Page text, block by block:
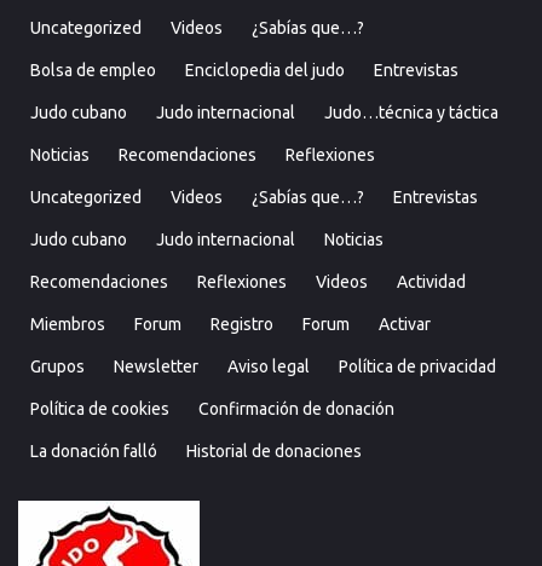
Uncategorized Videos ¿Sabías que…?
Bolsa de empleo Enciclopedia del judo Entrevistas
Judo cubano Judo internacional Judo…técnica y táctica
Noticias Recomendaciones Reflexiones
Uncategorized Videos ¿Sabías que…? Entrevistas
Judo cubano Judo internacional Noticias
Recomendaciones Reflexiones Videos Actividad
Miembros Forum Registro Forum Activar
Grupos Newsletter Aviso legal Política de privacidad
Política de cookies Confirmación de donación
La donación falló Historial de donaciones